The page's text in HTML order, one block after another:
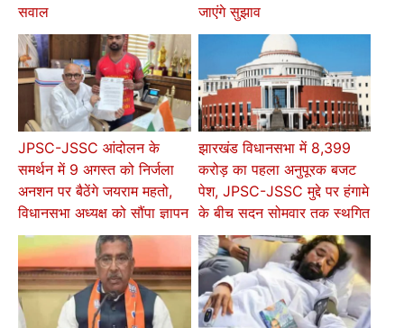
सवाल
जाएंगे सुझाव
JPSC-JSSC आंदोलन के
समर्थन में 9 अगस्त को निर्जला
अनशन पर बैठेंगे जयराम महतो,
विधानसभा अध्यक्ष को सौंपा ज्ञापन
झारखंड विधानसभा में 8,399
करोड़ का पहला अनुपूरक बजट
पेश, JPSC-JSSC मुद्दे पर हंगामे
के बीच सदन सोमवार तक स्थगित